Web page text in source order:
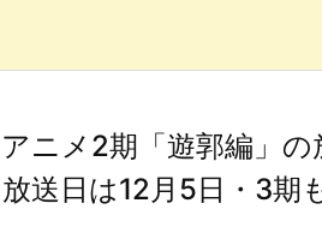
アニメ2期「遊郭編」
送日は12月5日・3期